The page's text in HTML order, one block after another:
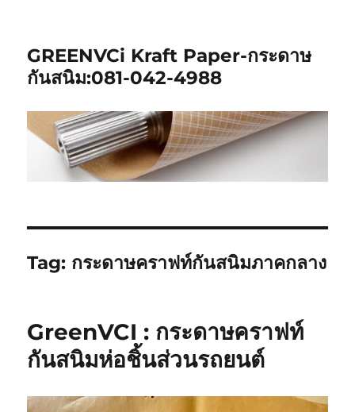
GREENVCi Kraft Paper-กระดาษ
กันสนิม:081-042-4988
Tag: กระดาษคราฟท์กันสนิมภาคกลาง
GreenVCI : กระดาษคราฟท์
กันสนิมห่อชิ้นส่วนรถยนต์